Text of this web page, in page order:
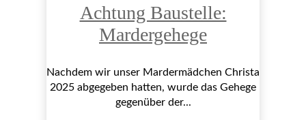
Achtung Baustelle:
Mardergehege
Nachdem wir unser Mardermädchen Christa
2025 abgegeben hatten, wurde das Gehege
gegenüber der...